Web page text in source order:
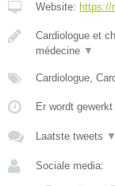
Website: https://
Cardiologue et
médecine ▼
Cardiologue,
Er wordt
Laatste tweets ▼
Sociale media: